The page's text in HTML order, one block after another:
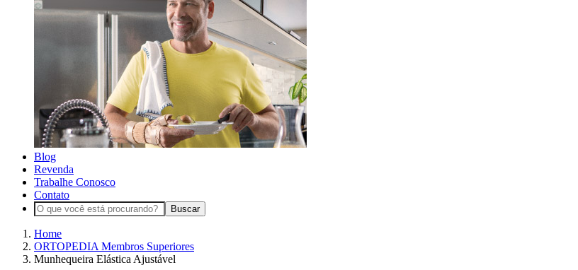
Blog
Revenda
Trabalhe Conosco
Contato
Buscar
Home
ORTOPEDIA Membros Superiores
Munhequeira Elástica Ajustável